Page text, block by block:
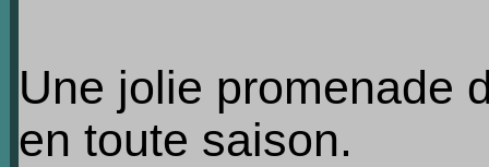
Une jolie promenade
en toute saison.